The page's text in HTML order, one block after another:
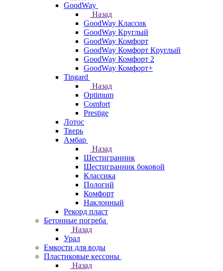
GoodWay
Назад
GoodWay Классик
GoodWay Круглый
GoodWay Комфорт
GoodWay Комфорт Круглый
GoodWay Комфорт 2
GoodWay Комфорт+
Tingard
Назад
Optimum
Comfort
Prestige
Лотос
Тверь
Амбар
Назад
Шестигранник
Шестигранник боковой
Классика
Пологий
Комфорт
Наклонный
Рекорд пласт
Бетонные погреба
Назад
Урал
Емкости для воды
Пластиковые кессоны
Назад